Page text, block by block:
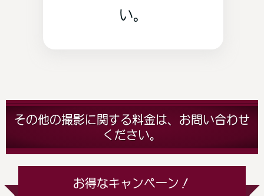
い。
その他の撮影に関する料金は、お問い合わせ
ください。
お得なキャンペーン！